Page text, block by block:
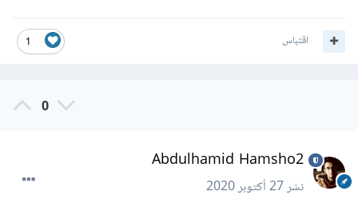
1 اقتباس
0
Abdulhamid Hamsho2
نشر27 أكتوبر 2020